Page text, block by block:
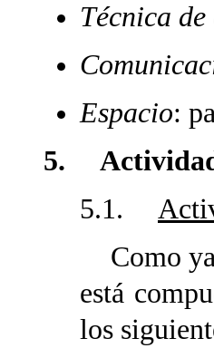
Técnica de
Espacio:
5.
5.1.
Como ya
está
los